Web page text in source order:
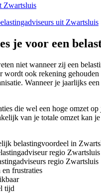
Zwartsluis
uit Zwartsluis
je voor een
niet wanneer zij een
wordt ook rekening
Wanneer je jaarlijks
die wel een hoge omzet
van je totale omzet kan
belastingvoordeel in
regio Zwartsluis
regio Zwartsluis
en frustraties
tijd